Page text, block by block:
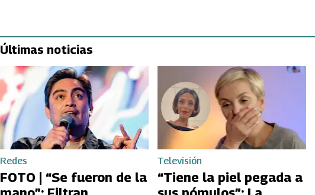
Últimas noticias
Redes
FOTO | “Se fueron de la
Televisión
“Tiene la piel pegada a